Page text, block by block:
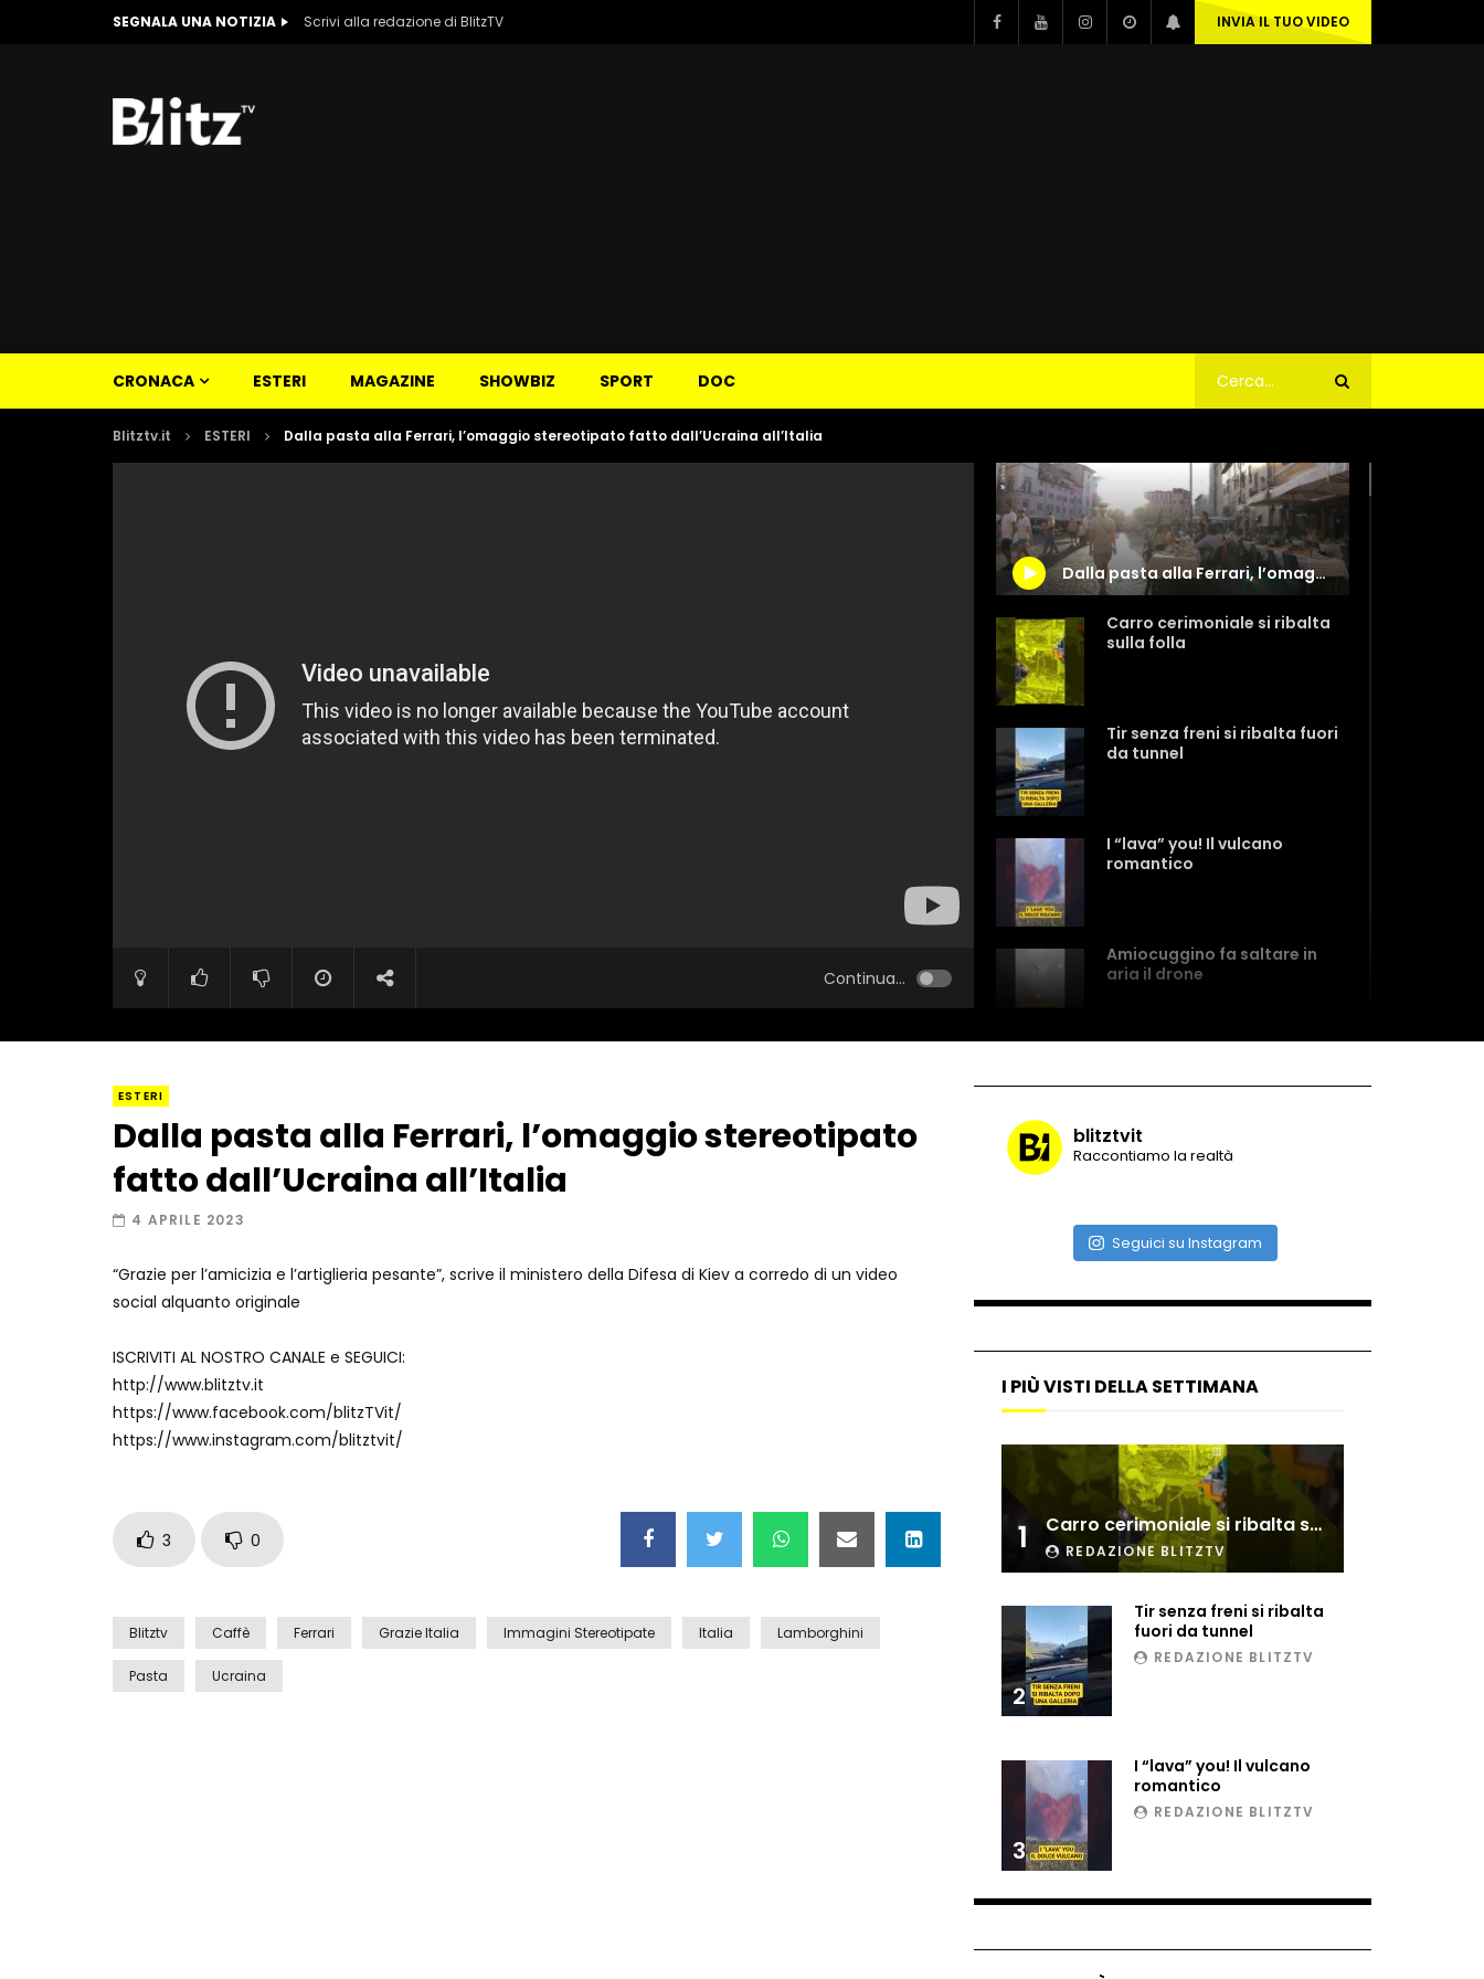
SEGNALA UNA NOTIZIA Scrivi alla redazione di BlitzTV INVIA IL TUO VIDEO
CRONACA ESTERI MAGAZINE SHOWBIZ SPORT DOC
Blitztv.it ESTERI Dalla pasta alla Ferrari, l’omaggio stereotipato fatto dall’Ucraina all’Italia
Continua...
Dalla pasta alla Ferrari, l’omaggio stereotipato fatto dall’Ucraina all’Italia
Carro cerimoniale si ribalta
sulla folla
Tir senza freni si ribalta fuori
da tunnel
I “lava” you! Il vulcano
romantico
Amiocuggino fa saltare in
aria il drone
dopo incidente
Nei casinò arriva il cambio
Esplode cabina elettrica
sotterranea
Grattacielo crolla per un
incendio
Ammiocuggino con la ruspa…
ESTERI
Dalla pasta alla Ferrari, l’omaggio stereotipato
fatto dall’Ucraina all’Italia
4 APRILE 2023
“Grazie per l’amicizia e l’artiglieria pesante”, scrive il ministero della Difesa di Kiev a corredo di un video
social alquanto originale
ISCRIVITI AL NOSTRO CANALE e SEGUICI:
http://www.blitztv.it
https://www.facebook.com/blitzTVit/
https://www.instagram.com/blitztvit/
3 0
Blitztv Caffè Ferrari Grazie Italia Immagini Stereotipate Italia Lamborghini
Pasta Ucraina
blitztvit
Raccontiamo la realtà
Seguici su Instagram
I PIÙ VISTI DELLA SETTIMANA
1 Carro cerimoniale si ribalta sulla folla
REDAZIONE BLITZTV
2
Tir senza freni si ribalta
fuori da tunnel
REDAZIONE BLITZTV
3
I “lava” you! Il vulcano
romantico
REDAZIONE BLITZTV